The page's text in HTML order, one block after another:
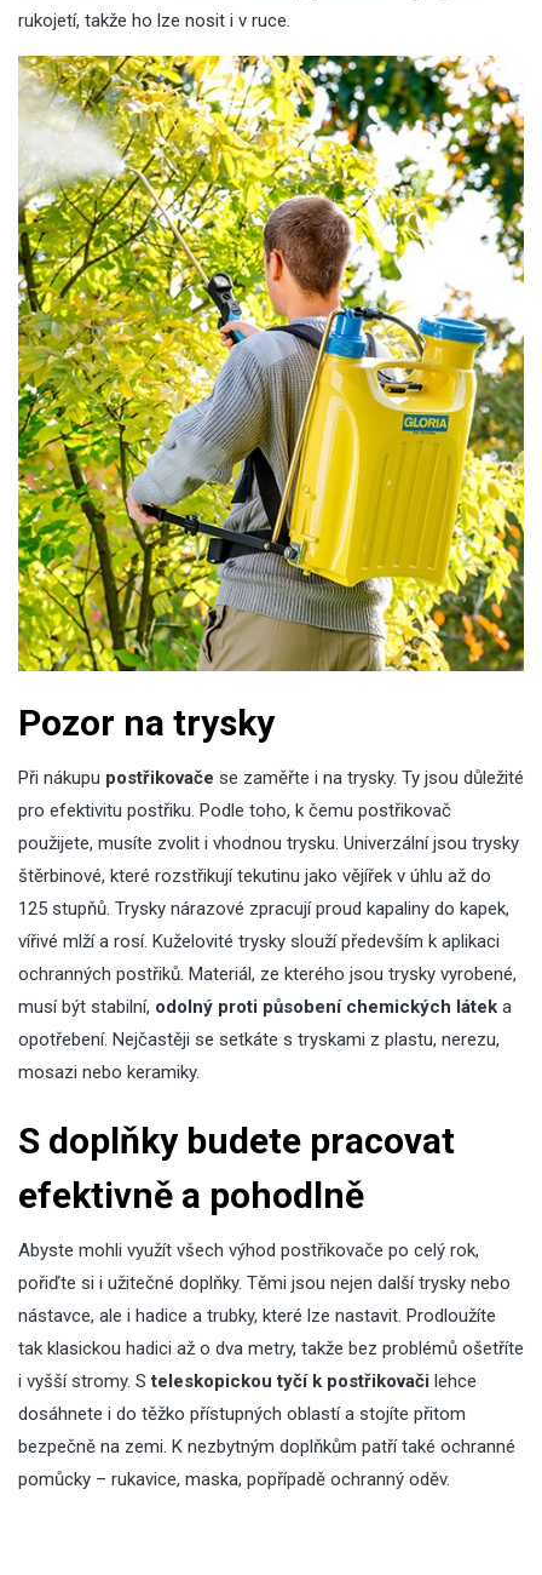
rukojetí, takže ho lze nosit i v ruce.
Pozor na trysky
Při nákupu postřikovače se zaměřte i na trysky. Ty jsou důležité
pro efektivitu postřiku. Podle toho, k čemu postřikovač
použijete, musíte zvolit i vhodnou trysku. Univerzální jsou trysky
štěrbinové, které rozstřikují tekutinu jako vějířek v úhlu až do
125 stupňů. Trysky nárazové zpracují proud kapaliny do kapek,
vířivé mlží a rosí. Kuželovité trysky slouží především k aplikaci
ochranných postřiků. Materiál, ze kterého jsou trysky vyrobené,
musí být stabilní, odolný proti působení chemických látek a
opotřebení. Nejčastěji se setkáte s tryskami z plastu, nerezu,
mosazi nebo keramiky.
S doplňky budete pracovat
efektivně a pohodlně
Abyste mohli využít všech výhod postřikovače po celý rok,
pořiďte si i užitečné doplňky. Těmi jsou nejen další trysky nebo
nástavce, ale i hadice a trubky, které lze nastavit. Prodloužíte
tak klasickou hadici až o dva metry, takže bez problémů ošetříte
i vyšší stromy. Steleskopickou tyčí k postřikovači lehce
dosáhnete i do těžko přístupných oblastí a stojíte přitom
bezpečně na zemi. K nezbytným doplňkům patří také ochranné
pomůcky – rukavice, maska, popřípadě ochranný oděv.